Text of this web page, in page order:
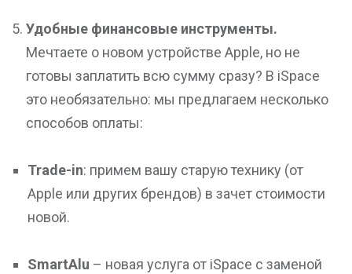
Удобные финансовые инструменты.
Мечтаете о новом устройстве Apple, но не
готовы заплатить всю сумму сразу? В iSpace
это необязательно: мы предлагаем несколько
способов оплаты:
Trade-in: примем вашу старую технику (от
Apple или других брендов) в зачет стоимости
новой.
SmartAlu – новая услуга от iSpace с заменой